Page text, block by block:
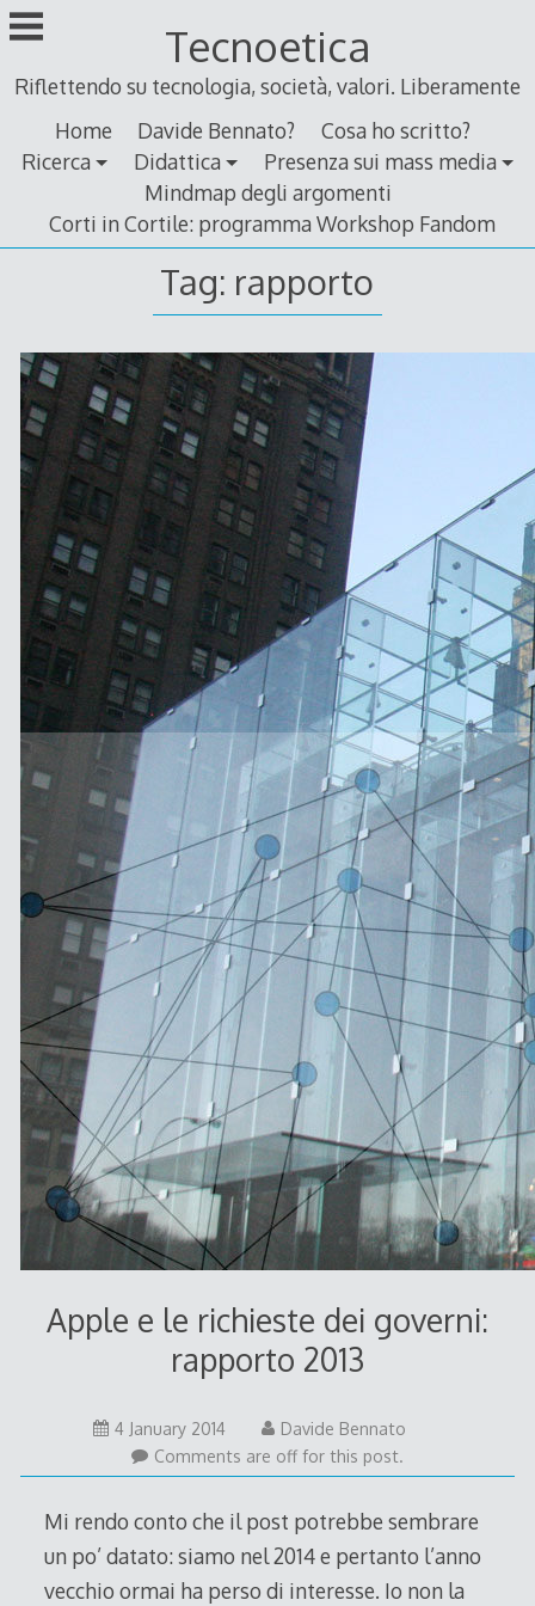
Skip
to
Tecnoetica
Riflettendo su tecnologia, società, valori. Liberamente
Home
Davide Bennato?
Cosa ho scritto?
Ricerca
Didattica
Presenza sui mass media
Mindmap degli argomenti
Corti in Cortile: programma Workshop Fandom
Tag: rapporto
Apple e le richieste dei governi:
rapporto 2013
4 January 20144
January
2014
Davide Bennato
Comments are off for this post.
Mi rendo conto che il post potrebbe sembrare
un po’ datato: siamo nel 2014 e pertanto l’anno
vecchio ormai ha perso di interesse. Io non la